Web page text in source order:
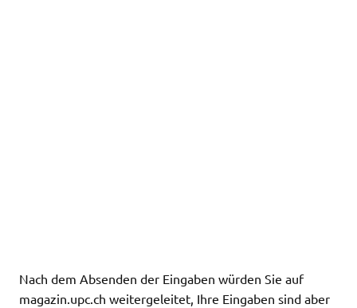
Nach dem Absenden der Eingaben würden Sie auf
magazin.upc.ch weitergeleitet, Ihre Eingaben sind aber